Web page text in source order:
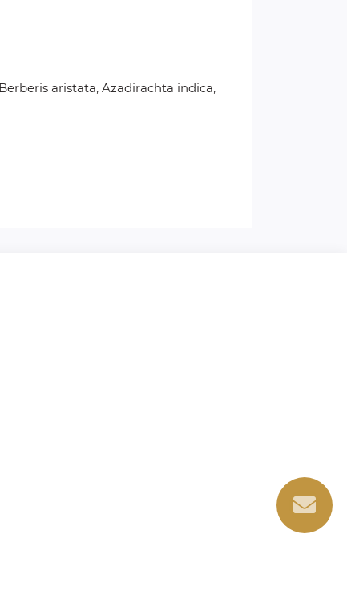
aristata, Azadirachta indica,